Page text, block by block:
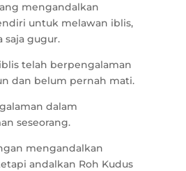
mengandalkan
untuk melawan iblis,
saja gugur.
telah berpengalaman
dan belum pernah mati.
dalam
seseorang.
mengandalkan
andalkan Roh Kudus